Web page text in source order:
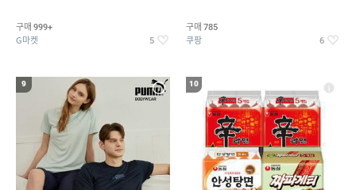
구매 999+
G마켓 5
구매 785
쿠팡 6
9 10